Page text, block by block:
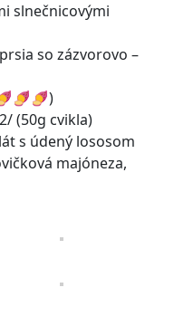
slnečnicovými
so zázvorovo –
(50g cvikla)
s údený lososom
majóneza,